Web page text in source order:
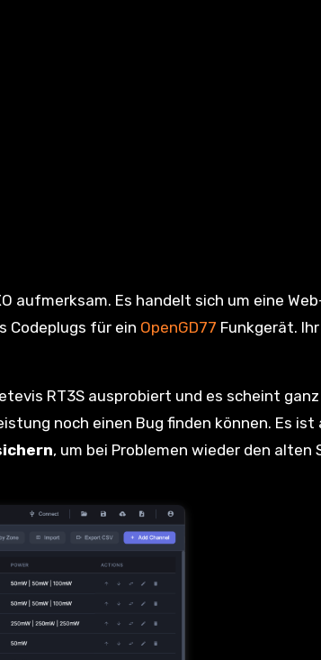
aufmerksam. Es handelt sich um eine
Codeplugs für ein OpenGD77 Funkgerät.
RT3S ausprobiert und es scheint
noch einen Bug finden können. Es ist
, um bei Problemen wieder den alten